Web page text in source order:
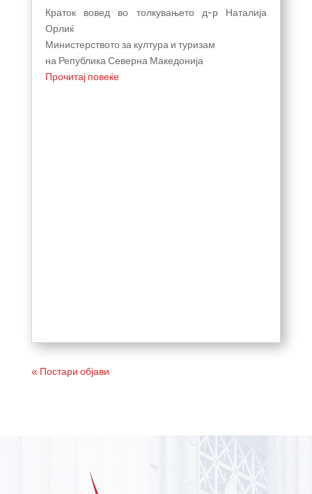
Краток вовед во толкувањето д-р Наталија
Орлиќ
Министерството за култура и туризам
на Република Северна Македонија
Прочитај повеќе
« Постари објави